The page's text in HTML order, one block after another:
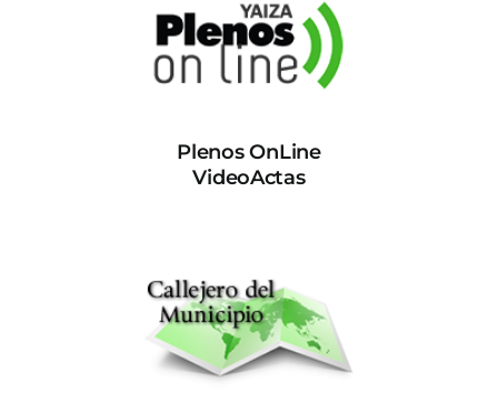
Plenos OnLine
VideoActas